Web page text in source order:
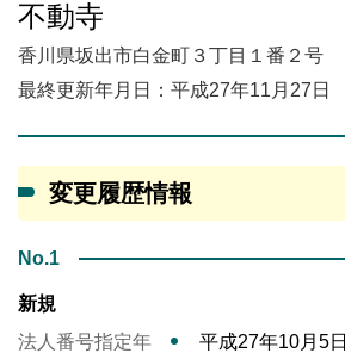
不動寺
香川県坂出市白金町３丁目１番２号
最終更新年月日：平成27年11月27日
変更履歴情報
No.1
新規
法人番号指定年
平成27年10月5日